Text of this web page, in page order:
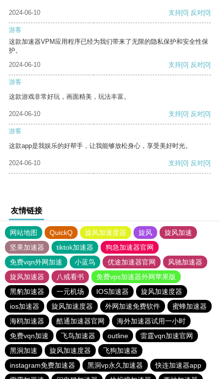
2024-06-10 支持[0] 反对[0]
游客
这款加速器VPM应用程序已经为我们带来了无限的隐私保护和安全性保
护。
2024-06-10
支持[0] 反对[0]
游客
这款游戏非常好玩，画面精美，玩法丰富。
2024-06-10 支持[0] 反对[0]
游客
这款app是我娱乐的好帮手，让我能够放松身心，享受美好时光。
2024-06-10 支持[0] 反对[0]
友情链接
网站地图 QuickQ 旋风加速度器 旋风
旋风加速
坚果加速器
tiktok加速器
狗急加速器官网
免费vqn外网加速
小蓝鸟 优途加速器官网
风驰加速器
旋风加速器
八戒看书
免费vps加速器外网苹果版
黑豹加速器
一元机场 IOS加速器
旋风加速度器
ios加速器
旋风加速度器 外网加速免费软件
蜜蜂加速器
海鸥加速器
酷通加速器官网
海外加速器试用一小时
免费vqn加速
飞鸟加速器 outline
雷霆vqn加速官网
黑洞加速
旋风加速度器
飞狗加速器
instagram免费加速器
黑洞vp永久加速器
快连加速器app